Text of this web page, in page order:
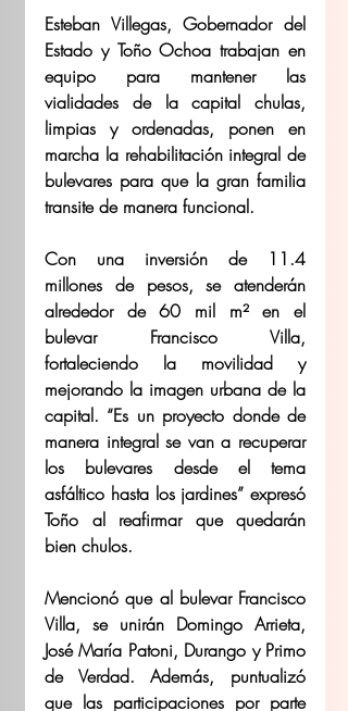
Esteban Villegas, Gobernador del
Estado y Toño Ochoa trabajan en
equipo para mantener las
vialidades de la capital chulas,
limpias y ordenadas, ponen en
marcha la rehabilitación integral de
bulevares para que la gran familia
transite de manera funcional.
Con una inversión de 11.4
millones de pesos, se atenderán
alrededor de 60 mil m² en el
bulevar Francisco Villa,
fortaleciendo la movilidad y
mejorando la imagen urbana de la
capital. “Es un proyecto donde de
manera integral se van a recuperar
los bulevares desde el tema
asfáltico hasta los jardines” expresó
Toño al reafirmar que quedarán
bien chulos.
Mencionó que al bulevar Francisco
Villa, se unirán Domingo Arrieta,
José María Patoni, Durango y Primo
de Verdad. Además, puntualizó
que las participaciones por parte